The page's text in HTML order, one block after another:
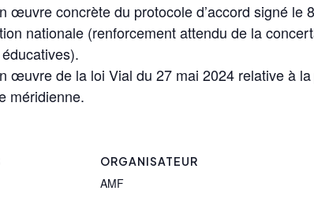
œuvre concrète du protocole d’accord signé le
nationale (renforcement attendu de la
œuvre de la loi Vial du 27 mai 2024 relative à
méridienne.
ORGANISATEUR
AMF